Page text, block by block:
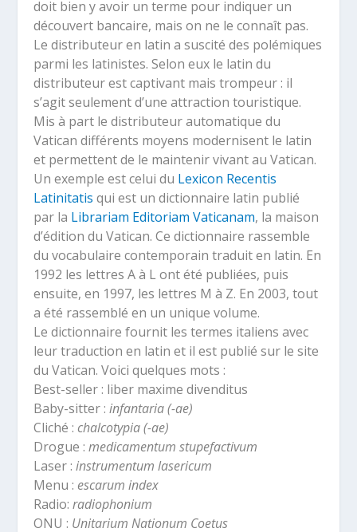
doit bien y avoir un terme pour indiquer un
découvert bancaire, mais on ne le connaît pas.
Le distributeur en latin a suscité des polémiques
parmi les latinistes. Selon eux le latin du
distributeur est captivant mais trompeur : il
s’agit seulement d’une attraction touristique.
Mis à part le distributeur automatique du
Vatican différents moyens modernisent le latin
et permettent de le maintenir vivant au Vatican.
Un exemple est celui du Lexicon Recentis
Latinitatis qui est un dictionnaire latin publié
par la Librariam Editoriam Vaticanam, la maison
d’édition du Vatican. Ce dictionnaire rassemble
du vocabulaire contemporain traduit en latin. En
1992 les lettres A à L ont été publiées, puis
ensuite, en 1997, les lettres M à Z. En 2003, tout
a été rassemblé en un unique volume.
Le dictionnaire fournit les termes italiens avec
leur traduction en latin et il est publié sur le site
du Vatican. Voici quelques mots :
Best-seller : liber maxime divenditus
Baby-sitter : infantaria (-ae)
Cliché : chalcotypia (-ae)
Drogue :medicamentum stupefactivum
Laser : instrumentum lasericum
Menu : escarum index
Radio: radiophonium
ONU : Unitarium Nationum Coetus